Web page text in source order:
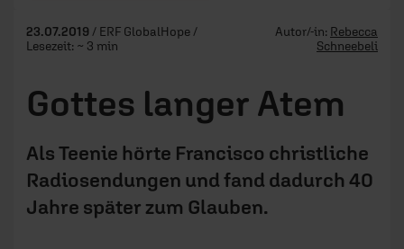
23.07.2019 / ERF GlobalHope /
Lesezeit: ~ 3 min
Autor/-in: Rebecca
Schneebeli
Gottes langer Atem
Als Teenie hörte Francisco christliche
Radiosendungen und fand dadurch 40
Jahre später zum Glauben.